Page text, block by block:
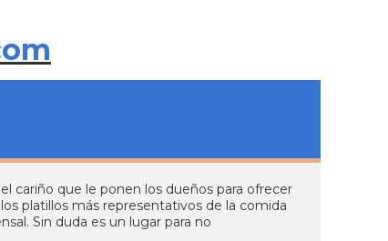
cariño que le ponen los dueños para ofrecer
platillos más representativos de la comida
Sin duda es un lugar para no